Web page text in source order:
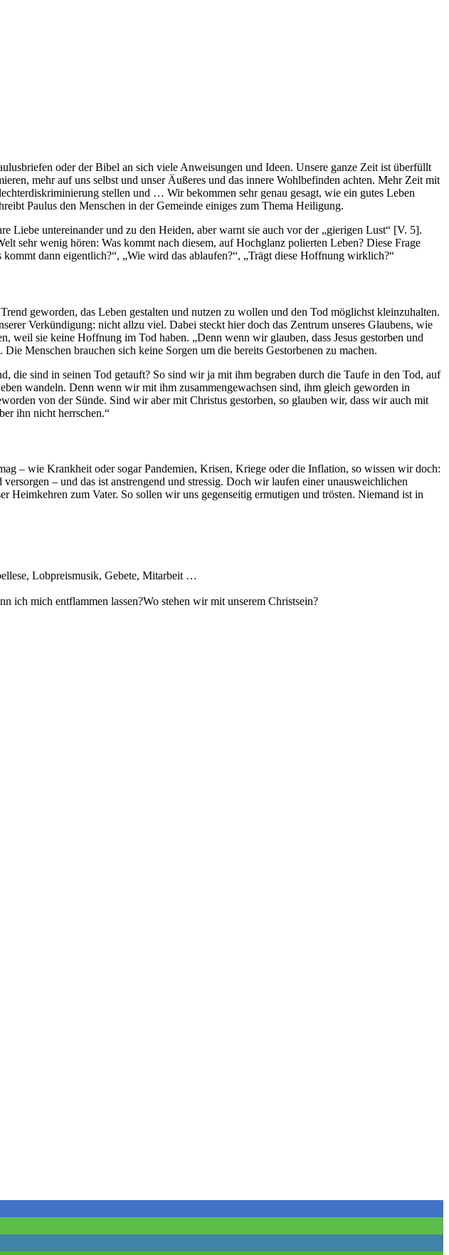
oder der Bibel an sich viele Anweisungen und Ideen. Unsere ganze Zeit ist überfüllt
mehr auf uns selbst und unser Äußeres und das innere Wohlbefinden achten. Mehr Zeit mit
stellen und … Wir bekommen sehr genau gesagt, wie ein gutes Leben
Paulus den Menschen in der Gemeinde einiges zum Thema Heiligung.
Liebe untereinander und zu den Heiden, aber warnt sie auch vor der „gierigen Lust“ [V. 5].
sehr wenig hören: Was kommt nach diesem, auf Hochglanz polierten Leben? Diese Frage
dann eigentlich?“, „Wie wird das ablaufen?“, „Trägt diese Hoffnung wirklich?“
geworden, das Leben gestalten und nutzen zu wollen und den Tod möglichst kleinzuhalten.
Verkündigung: nicht allzu viel. Dabei steckt hier doch das Zentrum unseres Glaubens, wie
weil sie keine Hoffnung im Tod haben. „Denn wenn wir glauben, dass Jesus gestorben und
Menschen brauchen sich keine Sorgen um die bereits Gestorbenen zu machen.
die sind in seinen Tod getauft? So sind wir ja mit ihm begraben durch die Taufe in den Tod, auf
wandeln. Denn wenn wir mit ihm zusammengewachsen sind, ihm gleich geworden in
von der Sünde. Sind wir aber mit Christus gestorben, so glauben wir, dass wir auch mit
ihn nicht herrschen.“
– wie Krankheit oder sogar Pandemien, Krisen, Kriege oder die Inflation, so wissen wir doch:
– und das ist anstrengend und stressig. Doch wir laufen einer unausweichlichen
zum Vater. So sollen wir uns gegenseitig ermutigen und trösten. Niemand ist in
Lobpreismusik, Gebete, Mitarbeit …
ich mich entflammen lassen?Wo stehen wir mit unserem Christsein?